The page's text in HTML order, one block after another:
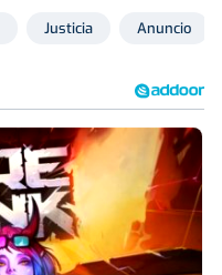
Justicia Anuncio